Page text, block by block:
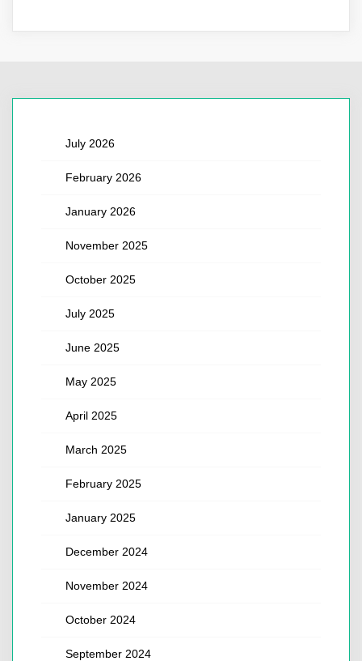
July 2026
February 2026
January 2026
November 2025
October 2025
July 2025
June 2025
May 2025
April 2025
March 2025
February 2025
January 2025
December 2024
November 2024
October 2024
September 2024